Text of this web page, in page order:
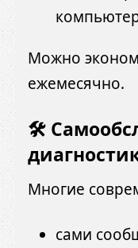
Можно
ежемесячно.
🛠️
Многие
сами